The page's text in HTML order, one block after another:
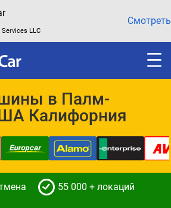
LLC
Смотреть
в Палм-
Калифорния
55 000 + локаций